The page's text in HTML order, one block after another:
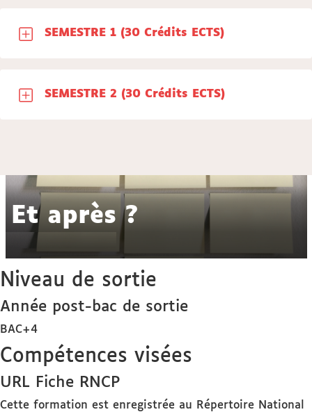
SEMESTRE 1 (30 Crédits ECTS)
SEMESTRE 2 (30 Crédits ECTS)
Et après ?
Niveau de sortie
Année post-bac de sortie
BAC+4
Compétences visées
URL Fiche RNCP
Cette formation est enregistrée au Répertoire National